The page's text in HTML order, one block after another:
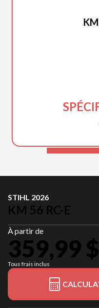
STIHL 2026
KM 56 RC-E
À partir de
359,99 $
Tous frais inclus